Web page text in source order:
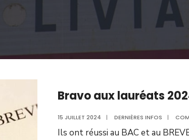
Bravo aux lauréats
15 JUILLET 2024 | DERNIÈRES INFOS |
Ils ont réussi au BAC et au